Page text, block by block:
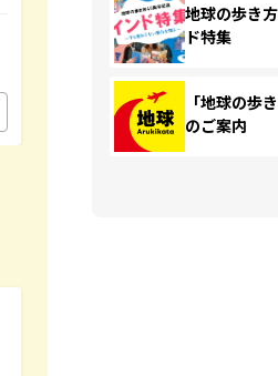
地球の歩き
ド特集
「地球の歩
のご案内